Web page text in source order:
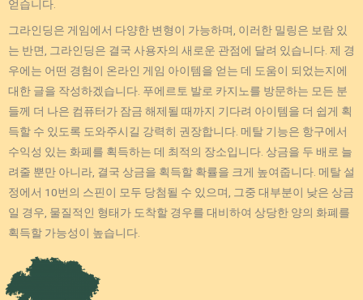
얻습니다.
그라인딩은 게임에서 다양한 변형이 가능하며, 이러한 밀링은 보람 있
는 반면, 그라인딩은 결국 사용자의 새로운 관점에 달려 있습니다. 제 경
우에는 어떤 경험이 온라인 게임 아이템을 얻는 데 도움이 되었는지에
대한 글을 작성하겠습니다. 푸에르토 발로 카지노를 방문하는 모든 분
들께 더 나은 컴퓨터가 잠금 해제될 때까지 기다려 아이템을 더 쉽게 획
득할 수 있도록 도와주시길 강력히 권장합니다. 메탈 기능은 항구에서
수익성 있는 화폐를 획득하는 데 최적의 장소입니다. 상금을 두 배로 늘
려줄 뿐만 아니라, 결국 상금을 획득할 확률을 크게 높여줍니다. 메탈 설
정에서 10번의 스핀이 모두 당첨될 수 있으며, 그중 대부분이 낮은 상금
일 경우, 물질적인 형태가 도착할 경우를 대비하여 상당한 양의 화폐를
획득할 가능성이 높습니다.